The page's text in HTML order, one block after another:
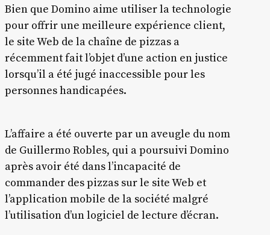
Bien que Domino aime utiliser la technologie
pour offrir une meilleure expérience client,
le site Web de la chaîne de pizzas a
récemment fait l’objet d’une action en justice
lorsqu’il a été jugé inaccessible pour les
personnes handicapées.
L’affaire a été ouverte par un aveugle du nom
de Guillermo Robles, qui a poursuivi Domino
après avoir été dans l’incapacité de
commander des pizzas sur le site Web et
l’application mobile de la société malgré
l’utilisation d’un logiciel de lecture d’écran.